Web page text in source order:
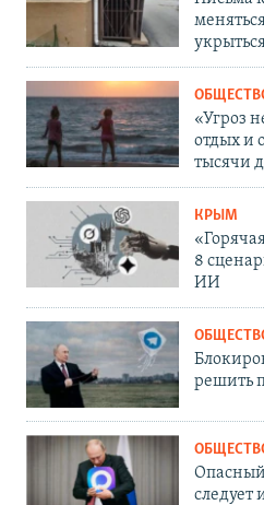
«Угроз
отдых и
тысячи
КРЫМ
8
ИИ
решить
следует